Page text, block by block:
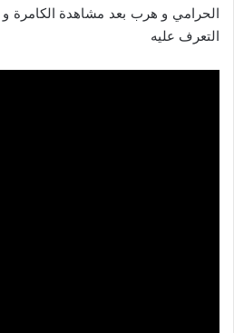
الحرامي و هرب بعد مشاهدة الكامرة
التعرف عليه